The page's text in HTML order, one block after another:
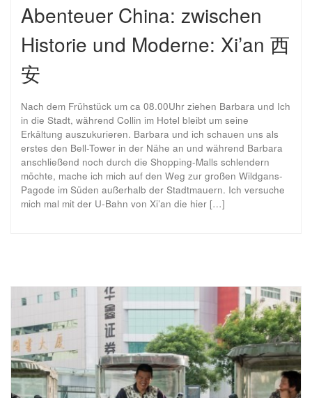
Abenteuer China: zwischen
Historie und Moderne: Xi’an 西
安
Nach dem Frühstück um ca 08.00Uhr ziehen Barbara und Ich
in die Stadt, während Collin im Hotel bleibt um seine
Erkältung auszukurieren. Barbara und ich schauen uns als
erstes den Bell-Tower in der Nähe an und während Barbara
anschließend noch durch die Shopping-Malls schlendern
möchte, mache ich mich auf den Weg zur großen Wildgans-
Pagode im Süden außerhalb der Stadtmauern. Ich versuche
mich mal mit der U-Bahn von Xi’an die hier […]